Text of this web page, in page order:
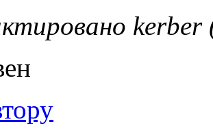
kerber